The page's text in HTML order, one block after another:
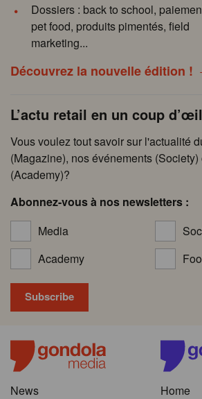
Dossiers : back to school,
pet food, produits pimentés, field
marketing...
Découvrez la nouvelle édition !
L’actu retail en un coup d’œil
Vous voulez tout savoir sur l'actualité
(Magazine), nos événements
(Academy)?
Abonnez-vous à nos newsletters :
Media
Academy
News
Home